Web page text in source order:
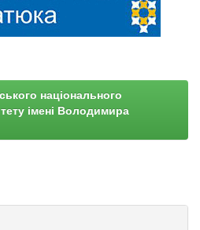
національного
імені Володимира